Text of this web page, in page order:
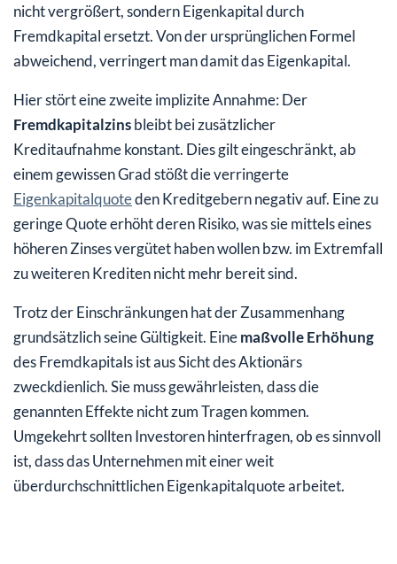
nicht vergrößert, sondern Eigenkapital durch
Fremdkapital ersetzt. Von der ursprünglichen Formel
abweichend, verringert man damit das Eigenkapital.
Hier stört eine zweite implizite Annahme: Der
Fremdkapitalzinsbleibt bei zusätzlicher
Kreditaufnahme konstant. Dies gilt eingeschränkt, ab
einem gewissen Grad stößt die verringerte
Eigenkapitalquoteden Kreditgebern negativ auf. Eine zu
geringe Quote erhöht deren Risiko, was sie mittels eines
höheren Zinses vergütet haben wollen bzw. im Extremfall
zu weiteren Krediten nicht mehr bereit sind.
Trotz der Einschränkungen hat der Zusammenhang
grundsätzlich seine Gültigkeit. Einemaßvolle Erhöhung
des Fremdkapitals ist aus Sicht des Aktionärs
zweckdienlich. Sie muss gewährleisten, dass die
genannten Effekte nicht zum Tragen kommen.
Umgekehrt sollten Investoren hinterfragen, ob es sinnvoll
ist, dass das Unternehmen mit einer weit
überdurchschnittlichen Eigenkapitalquote arbeitet.